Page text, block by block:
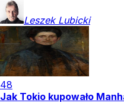
Leszek Lubicki
48
Jak Tokio kupowało